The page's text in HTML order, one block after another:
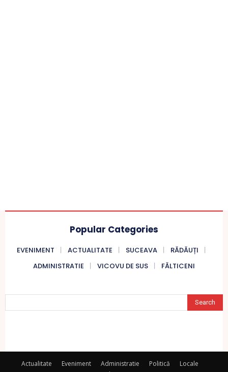
Popular Categories
EVENIMENT ACTUALITATE SUCEAVA
RĂDĂUȚI
ADMINISTRATIE
VICOVU DE SUS FĂLTICENI
Search
Actualitate Eveniment Administratie Politică
Locale